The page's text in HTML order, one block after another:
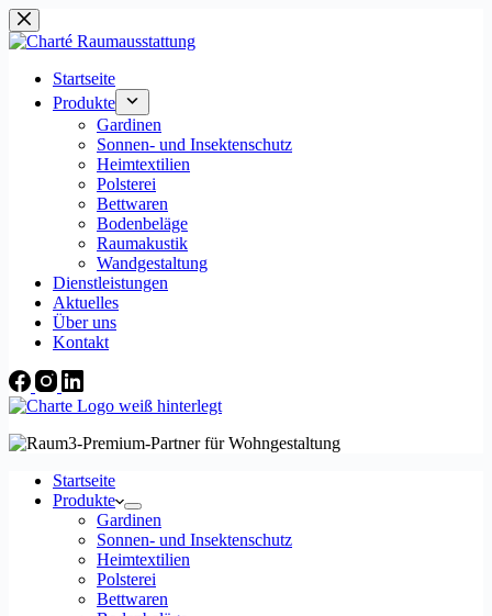
Zum
Inhalt
Startseite
Produkte
Gardinen
Sonnen- und Insektenschutz
Heimtextilien
Polsterei
Bettwaren
Bodenbeläge
Raumakustik
Wandgestaltung
Dienstleistungen
Aktuelles
Über uns
Kontakt
Startseite
Produkte
Gardinen
Sonnen- und Insektenschutz
Heimtextilien
Polsterei
Bettwaren